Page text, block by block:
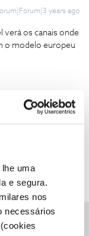
uma
e segura.
nos
necessários
years ago
verá os canais onde
o modelo europeu
os canais onde
técnicas e o
e ainda mais
conectividade.